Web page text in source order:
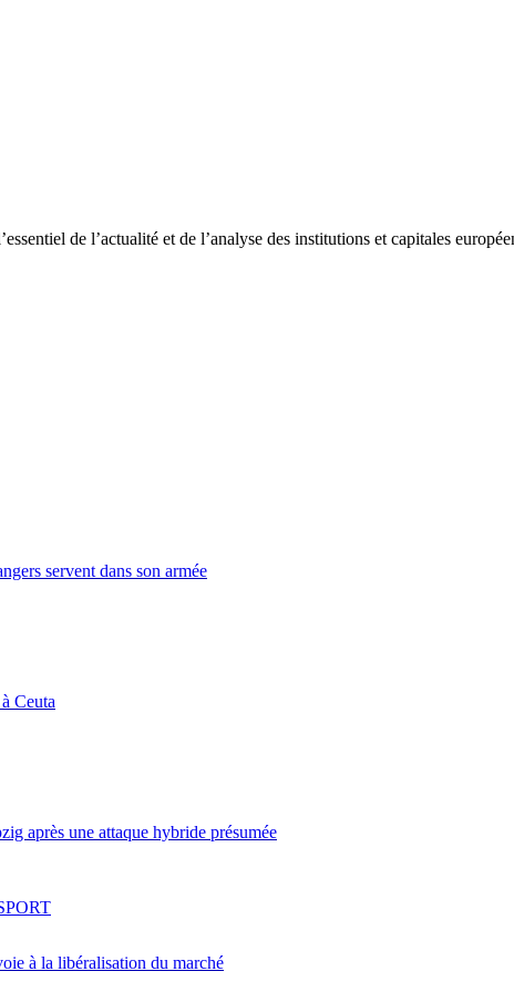
de l’actualité et de l’analyse des institutions et capitales
servent dans son armée
Ceuta
après une attaque hybride présumée
à la libéralisation du marché